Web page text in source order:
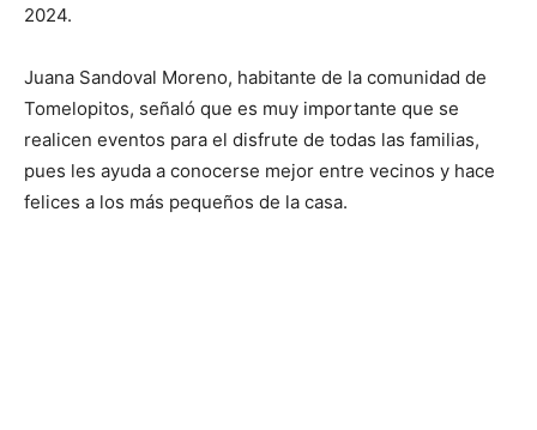
2024.
Juana Sandoval Moreno, habitante de la comunidad de
Tomelopitos, señaló que es muy importante que se
realicen eventos para el disfrute de todas las familias,
pues les ayuda a conocerse mejor entre vecinos y hace
felices a los más pequeños de la casa.